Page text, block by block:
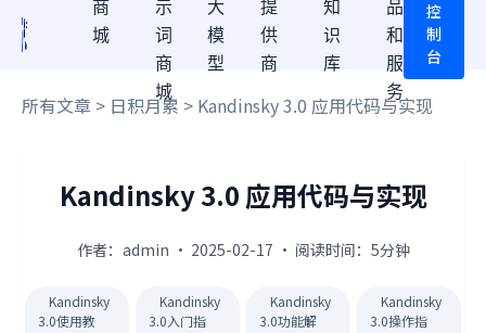
商
城
示
词
商
城
大
模
型
提
供
商
知
识
库
品
和
服
务
控
制
台
所有文章 > 日积月累 > Kandinsky 3.0 应用代码与实现
Kandinsky 3.0 应用代码与实现
作者：admin · 2025-02-17 · 阅读时间：5分钟
Kandinsky
3.0使用教
Kandinsky
3.0入门指
Kandinsky
3.0功能解
Kandinsky
3.0操作指